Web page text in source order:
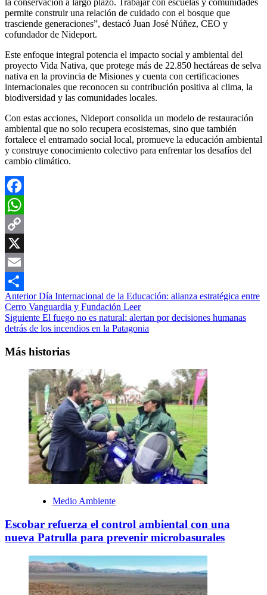
permite construir una relación de cuidado con el bosque que
trasciende generaciones”, destacó Juan José Núñez, CEO y
cofundador de Nideport.
Este enfoque integral potencia el impacto social y ambiental del
proyecto Vida Nativa, que protege más de 22.850 hectáreas de selva
nativa en la provincia de Misiones y cuenta con certificaciones
internacionales que reconocen su contribución positiva al clima, la
biodiversidad y las comunidades locales.
Con estas acciones, Nideport consolida un modelo de restauración
ambiental que no solo recupera ecosistemas, sino que también
fortalece el entramado social local, promueve la educación ambiental
y construye conocimiento colectivo para enfrentar los desafíos del
cambio climático.
Facebook
WhatsApp
Copy
Link
X
Email
Compartir
Navegación
de
entradas
AnteriorDía Internacional de la Educación: alianza estratégica entre
Cerro Vanguardia y Fundación Leer
Siguiente El fuego no es natural: alertan por decisiones humanas
detrás de los incendios en la Patagonia
Más historias
Medio Ambiente
Escobar refuerza el control ambiental con una
nueva Patrulla para prevenir microbasurales